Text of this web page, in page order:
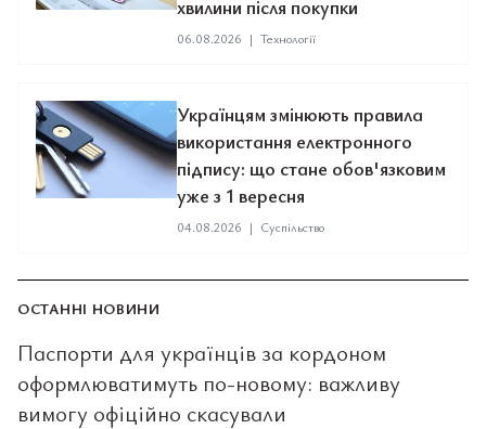
хвилини після покупки
06.08.2026 | Технології
Українцям змінюють правила
використання електронного
підпису: що стане обов'язковим
уже з 1 вересня
04.08.2026 | Суспільство
ОСТАННІ НОВИНИ
Паспорти для українців за кордоном
оформлюватимуть по-новому: важливу
вимогу офіційно скасували